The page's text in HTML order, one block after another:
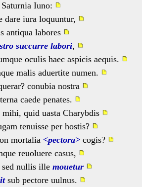
Iuno:
dare iura loquuntur,
antiqua labores
succurre labori,
oculis haec aspicis aequis.
malis aduertite numen.
conubia nostra
caede penates.
quid uasta Charybdis
tenuisse per hostis?
mortalia <pectora> cogis?
reuoluere casus,
nullis ille mouetur
sub pectore uulnus.